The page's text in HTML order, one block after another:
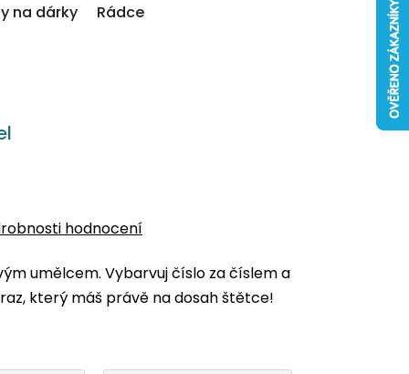
na dárky Rádce
hodnocení
umělcem. Vybarvuj číslo za číslem a
který máš právě na dosah štětce!